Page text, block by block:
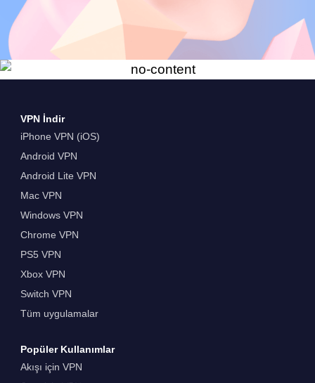
VPN İndir
iPhone VPN (iOS)
Android VPN
Android Lite VPN
Mac VPN
Windows VPN
Chrome VPN
PS5 VPN
Xbox VPN
Switch VPN
Tüm uygulamalar
Popüler Kullanımlar
Akışı için VPN